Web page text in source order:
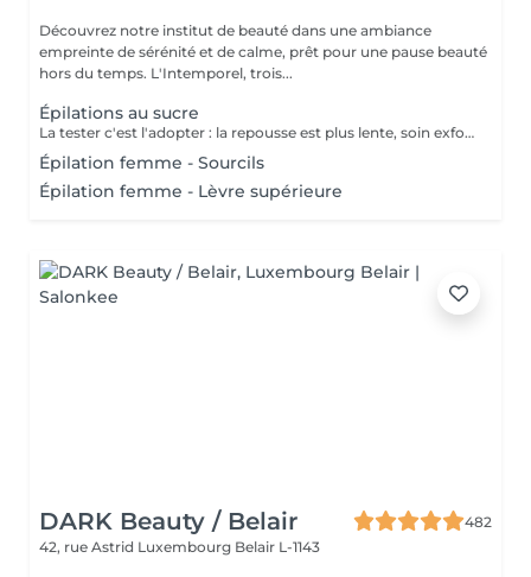
Découvrez notre institut de beauté dans une ambiance
empreinte de sérénité et de calme, prêt pour une pause beauté
hors du temps. L'Intemporel, trois...
Épilations au sucre
La tester c'est l'adopter : la repousse est plus lente, soin exfoliant en même temps, plus efficace sur le long terme.
Épilation femme - Sourcils
Épilation femme - Lèvre supérieure
DARK Beauty / Belair
482
42, rue Astrid Luxembourg Belair L-1143